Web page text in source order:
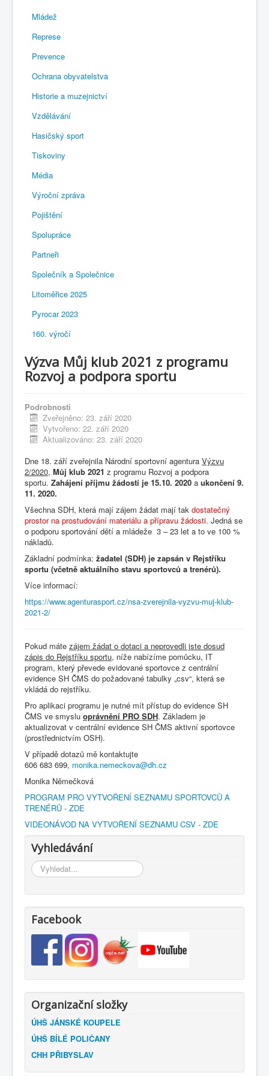
Mládež
Represe
Prevence
Ochrana obyvatelstva
Historie a muzejnictví
Vzdělávání
Hasičský sport
Tiskoviny
Média
Výroční zpráva
Pojištění
Spolupráce
Partneři
Společník a Společnice
Litoměřice 2025
Pyrocar 2023
160. výročí
Výzva Můj klub 2021 z programu
Rozvoj a podpora sportu
Podrobnosti
Zveřejněno: 23. září 2020
Vytvořeno: 22. září 2020
Aktualizováno: 23. září 2020
Dne 18. září zveřejnila Národní sportovní agentura Výzvu
2/2020, Můj klub 2021 z programu Rozvoj a podpora
sportu. Zahájení příjmu žádostí je 15.10. 2020 a ukončení 9.
11. 2020.
Všechna SDH, která mají zájem žádat mají tak dostatečný
prostor na prostudování materiálu a přípravu žádosti. Jedná se
o podporu sportování dětí a mládeže 3 – 23 let a to ve 100 %
nákladů.
Základní podmínka: žadatel (SDH) je zapsán v Rejstříku
sportu (včetně aktuálního stavu sportovců a trenérů).
Více informací:
https://www.agenturasport.cz/nsa-zverejnila-vyzvu-muj-klub-
2021-2/
Pokud máte zájem žádat o dotaci a neprovedli jste dosud
zápis do Rejstříku sportu, níže nabízíme pomůcku, IT
program, který převede evidované sportovce z centrální
evidence SH ČMS do požadované tabulky „csv“, která se
vkládá do rejstříku.
Pro aplikaci programu je nutné mít přístup do evidence SH
ČMS ve smyslu oprávnění PRO SDH. Základem je
aktualizovat v centrální evidence SH ČMS aktivní sportovce
(prostřednictvím OSH).
V případě dotazů mě kontaktujte
606 683 699, monika.nemeckova@dh.cz
Monika Němečková
PROGRAM PRO VYTVOŘENÍ SEZNAMU SPORTOVCŮ A
TRENÉRŮ - ZDE
VIDEONÁVOD NA VYTVOŘENÍ SEZNAMU CSV - ZDE
Vyhledávání
Vyhledávání...
Facebook
Organizační složky
ÚHŠ JÁNSKÉ KOUPELE
ÚHŠ BÍLÉ POLIČANY
CHH PŘIBYSLAV